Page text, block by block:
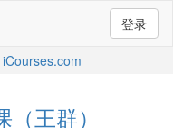
登录
iCourses.com
（王群）